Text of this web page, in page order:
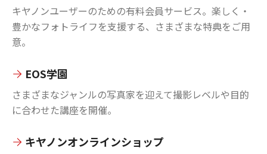
キヤノンユーザーのための有料会員サービス。楽しく・
豊かなフォトライフを支援する、さまざまな特典をご用
意。
EOS学園
さまざまなジャンルの写真家を迎えて撮影レベルや目的
に合わせた講座を開催。
キヤノンオンラインショップ